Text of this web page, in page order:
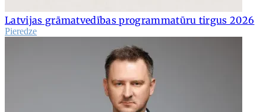
Latvijas grāmatvedības programmatūru tirgus 2026
Pieredze